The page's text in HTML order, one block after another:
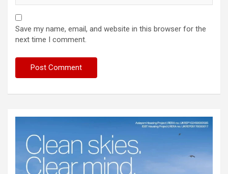
Save my name, email, and website in this browser for the
next time I comment.